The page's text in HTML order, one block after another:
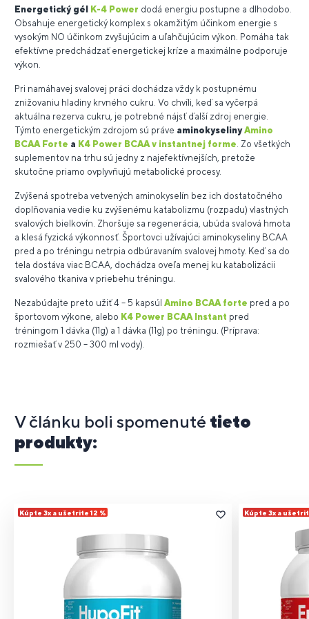
Energetický gél K-4 Power dodá energiu postupne a dlhodobo.
Obsahuje energetický komplex s okamžitým účinkom energie s
vysokým NO účinkom zvyšujúcim a uľahčujúcim výkon. Pomáha tak
efektívne predchádzať energetickej kríze a maximálne podporuje
výkon.
Pri namáhavej svalovej práci dochádza vždy k postupnému
znižovaniu hladiny krvného cukru. Vo chvíli, keď sa vyčerpá
aktuálna rezerva cukru, je potrebné nájsť ďalší zdroj energie.
Týmto energetickým zdrojom sú práve aminokyselinyAmino
BCAA Forte a K4 Power BCAA v instantnej forme . Zo všetkých
suplementov na trhu sú jedny z najefektívnejších, pretože
skutočne priamo ovplyvňujú metabolické procesy.
Zvýšená spotreba vetvených aminokyselín bez ich dostatočného
doplňovania vedie ku zvýšenému katabolizmu (rozpadu) vlastných
svalových bielkovín. Zhoršuje sa regenerácia, ubúda svalová hmota
a klesá fyzická výkonnosť. Športovci užívajúci aminokyseliny BCAA
pred a po tréningu netrpia odbúravaním svalovej hmoty. Keď sa do
tela dostáva viac BCAA, dochádza oveľa menej ku katabolizácii
svalového tkaniva v priebehu tréningu.
Nezabúdajte preto užiť 4 – 5 kapsúl Amino BCAA forte pred a po
športovom výkone, alebo K4 Power BCAA Instant pred
tréningom 1 dávka (11g) a 1 dávka (11g) po tréningu. (Príprava:
rozmiešať v 250 – 300 ml vody).
V článku boli spomenuté tieto
produkty:
Kúpte 3x a ušetrite 12 % Kúpte 3x a